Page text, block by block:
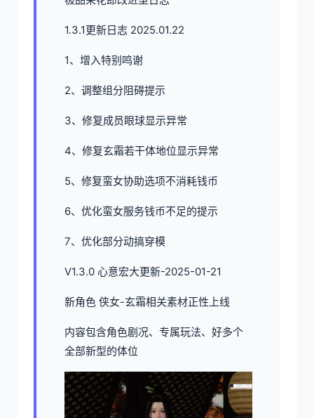
1.3.1更新日志 2025.01.22
1、增入特别鸣谢
2、调整组分阻碍提示
3、修复成员眼球显示异常
4、修复玄霜若干体地位显示异常
5、修复蛮女协助选项不消耗钱币
6、优化蛮女服务钱币不足的提示
7、优化部分动搞穿模
V1.3.0 心意宏大更新-2025-01-21
新角色 侠女-玄霜相关素材正性上线
内容包含角色剧况、专属玩法、好多个
全部新型的体位